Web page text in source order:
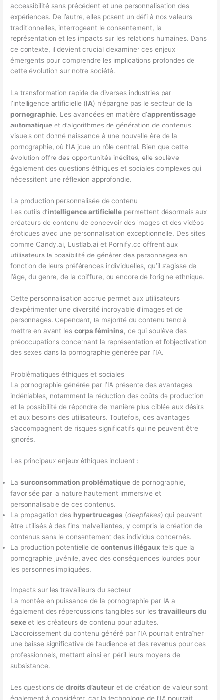
accessibilité sans précédent et une personnalisation des
expériences. De l’autre, elles posent un défi à nos valeurs
traditionnelles, interrogeant le consentement, la
représentation et les impacts sur les relations humaines. Dans
ce contexte, il devient crucial d’examiner ces enjeux
émergents pour comprendre les implications profondes de
cette évolution sur notre société.
La transformation rapide de diverses industries par
l’intelligence artificielle (IA) n’épargne pas le secteur de la
pornographie. Les avancées en matière d’apprentissage
automatique et d’algorithmes de génération de contenus
visuels ont donné naissance à une nouvelle ère de la
pornographie, où l’IA joue un rôle central. Bien que cette
évolution offre des opportunités inédites, elle soulève
également des questions éthiques et sociales complexes qui
nécessitent une réflexion approfondie.
La production personnalisée de contenu
Les outils d’intelligence artificielle permettent désormais aux
créateurs de contenu de concevoir des images et des vidéos
érotiques avec une personnalisation exceptionnelle. Des sites
comme Candy.ai, Lustlab.ai et Pornify.cc offrent aux
utilisateurs la possibilité de générer des personnages en
fonction de leurs préférences individuelles, qu’il s’agisse de
l’âge, du genre, de la coiffure, ou encore de l’origine ethnique.
Cette personnalisation accrue permet aux utilisateurs
d’expérimenter une diversité incroyable d’images et de
personnages. Cependant, la majorité du contenu tend à
mettre en avant lescorps féminins, ce qui soulève des
préoccupations concernant la représentation et l’objectivation
des sexes dans la pornographie générée par l’IA.
Problématiques éthiques et sociales
La pornographie générée par l’IA présente des avantages
indéniables, notamment la réduction des coûts de production
et la possibilité de répondre de manière plus ciblée aux désirs
et aux besoins des utilisateurs. Toutefois, ces avantages
s’accompagnent de risques significatifs qui ne peuvent être
ignorés.
Les principaux enjeux éthiques incluent :
Lasurconsommation problématique de pornographie,
favorisée par la nature hautement immersive et
personnalisable de ces contenus.
La propagation des hypertrucages (deepfakes) qui peuvent
être utilisés à des fins malveillantes, y compris la création de
contenus sans le consentement des individus concernés.
La production potentielle decontenus illégaux tels que la
pornographie juvénile, avec des conséquences lourdes pour
les personnes impliquées.
Impacts sur les travailleurs du secteur
La montée en puissance de la pornographie par IA a
également des répercussions tangibles sur lestravailleurs du
sexe et les créateurs de contenu pour adultes.
L’accroissement du contenu généré par l’IA pourrait entraîner
une baisse significative de l’audience et des revenus pour ces
professionnels, mettant ainsi en péril leurs moyens de
subsistance.
Les questions dedroits d’auteur et de création de valeur sont
également à considérer, car la technologie de l’IA pourrait